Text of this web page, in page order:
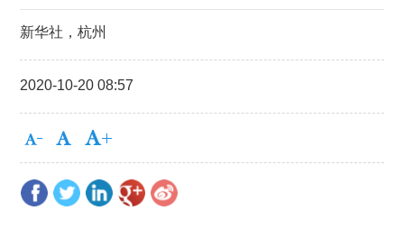
新华社，杭州
2020-10-20 08:57